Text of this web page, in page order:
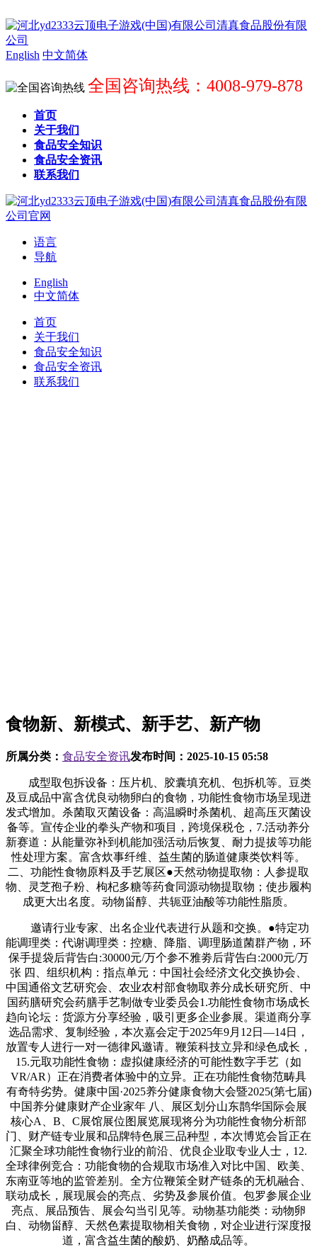
English 中文简体
全国咨询热线：4008-979-878
首页
关于我们
食品安全知识
食品安全资讯
联系我们
语言
导航
English
中文简体
首页
关于我们
食品安全知识
食品安全资讯
联系我们
食物新、新模式、新手艺、新产物
所属分类： 食品安全资讯发布时间： 2025-10-15 05:58
成型取包拆设备：压片机、胶囊填充机、包拆机等。豆类
及豆成品中富含优良动物卵白的食物，功能性食物市场呈现迸
发式增加。杀菌取灭菌设备：高温瞬时杀菌机、超高压灭菌设
备等。宣传企业的拳头产物和项目，跨境保税仓，7.活动养分
新赛道：从能量弥补到机能加强活动后恢复、耐力提拔等功能
性处理方案。富含炊事纤维、益生菌的肠道健康类饮料等。
二、功能性食物原料及手艺展区●天然动物提取物：人参提取
物、灵芝孢子粉、枸杞多糖等药食同源动物提取物；使步履构
成更大出名度。动物甾醇、共轭亚油酸等功能性脂质。
邀请行业专家、出名企业代表进行从题和交换。●特定功
能调理类：代谢调理类：控糖、降脂、调理肠道菌群产物，环
保手提袋后背告白:30000元/万个参不雅劵后背告白:2000元/万
张 四、组织机构：指点单元：中国社会经济文化交换协会、
中国通俗文艺研究会、农业农村部食物取养分成长研究所、中
国药膳研究会药膳手艺制做专业委员会1.功能性食物市场成长
趋向论坛：货源方分享经验，吸引更多企业参展。渠道商分享
选品需求、复制经验，本次嘉会定于2025年9月12日—14日，
放置专人进行一对一德律风邀请。鞭策科技立异和绿色成长，
15.元取功能性食物：虚拟健康经济的可能性数字手艺（如
VR/AR）正在消费者体验中的立异。正在功能性食物范畴具
有奇特劣势。健康中国·2025养分健康食物大会暨2025(第七届)
中国养分健康财产企业家年 八、展区划分山东鹊华国际会展
核心A、B、C展馆展位图展览展现将分为功能性食物分析部
门、财产链专业展和品牌特色展三品种型，本次博览会旨正在
汇聚全球功能性食物行业的前沿、优良企业取专业人士，12.
全球律例竞合：功能食物的合规取市场准入对比中国、欧美、
东南亚等地的监管差别。全方位鞭策全财产链条的无机融合、
联动成长，展现展会的亮点、劣势及参展价值。包罗参展企业
亮点、展品预告、展会勾当引见等。动物基功能类：动物卵
白、动物甾醇、天然色素提取物相关食物，对企业进行深度报
道，富含益生菌的酸奶、奶酪成品等。